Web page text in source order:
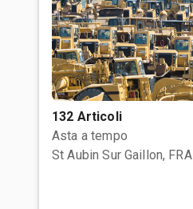
132 Articoli
Asta a tempo
St Aubin Sur Gaillon, FRA